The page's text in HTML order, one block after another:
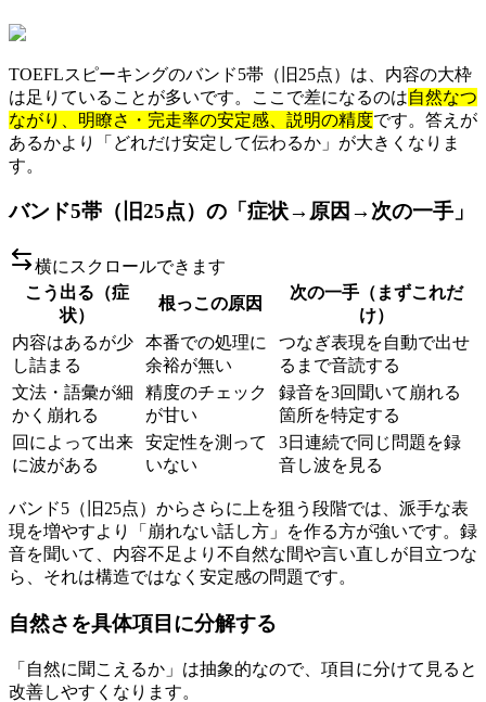
TOEFLスピーキングのバンド5帯（旧25点）は、内容の大枠
は足りていることが多いです。ここで差になるのは自然なつ
ながり、明瞭さ・完走率の安定感、説明の精度です。答えが
あるかより「どれだけ安定して伝わるか」が大きくなりま
す。
バンド5帯（旧25点）の「症状→原因→次の一手」
横にスクロールできます
こう出る（症
状）
根っこの原因
次の一手（まずこれだ
け）
内容はあるが少
し詰まる
本番での処理に
余裕が無い
つなぎ表現を自動で出せ
るまで音読する
文法・語彙が細
かく崩れる
精度のチェック
が甘い
録音を3回聞いて崩れる
箇所を特定する
回によって出来
に波がある
安定性を測って
いない
3日連続で同じ問題を録
音し波を見る
バンド5（旧25点）からさらに上を狙う段階では、派手な表
現を増やすより「崩れない話し方」を作る方が強いです。録
音を聞いて、内容不足より不自然な間や言い直しが目立つな
ら、それは構造ではなく安定感の問題です。
自然さを具体項目に分解する
「自然に聞こえるか」は抽象的なので、項目に分けて見ると
改善しやすくなります。